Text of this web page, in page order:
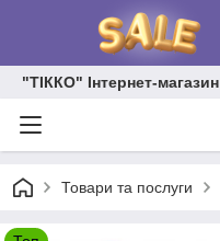
"ТІККО" Інтернет-магазин
Товари та послуги